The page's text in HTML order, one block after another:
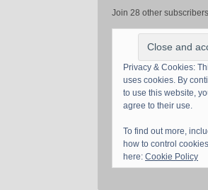
Join 28 other subscribers
Privacy & Cookies:
uses cookies. By
to use this website,
agree to their use.
To find out more,
how to control
here: Cookie Policy